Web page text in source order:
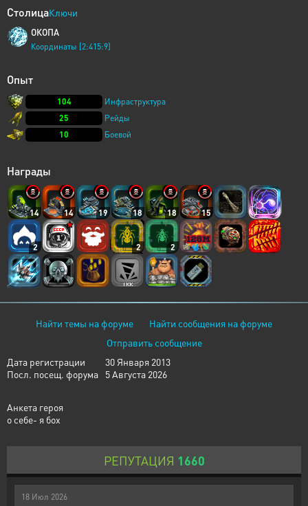
СтолицаКлючи
ОКОПА
Координаты [2:415:9]
Опыт
104
Инфраструктура
25
Рейды
10
Боевой
Награды
14 14 19 18 18 15
2 2 2
Найти темы на форуме
Найти сообщения на форуме
Отправить сообщение
Дата регистрации
30 Января 2013
Посл. посещ. форума
5 Августа 2026
Анкета героя
о себе- я бох
РЕПУТАЦИЯ 1660
18 Июл 2026